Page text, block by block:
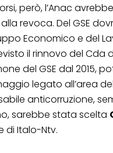
però, l’Anac
revoca. Del GSE
Economico e del
il rinnovo del Cda
del GSE dal 2015,
legato all’area
anticorruzione,
sarebbe stata scelta
di Italo-Ntv.